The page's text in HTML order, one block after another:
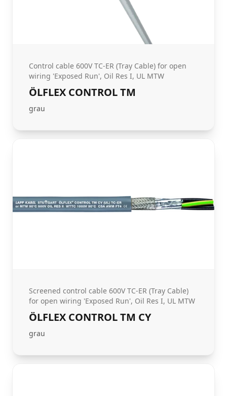
Control cable 600V TC-ER (Tray Cable) for open
wiring 'Exposed Run', Oil Res I, UL MTW
ÖLFLEX CONTROL TM
grau
Screened control cable 600V TC-ER (Tray Cable)
for open wiring 'Exposed Run', Oil Res I, UL MTW
ÖLFLEX CONTROL TM CY
grau